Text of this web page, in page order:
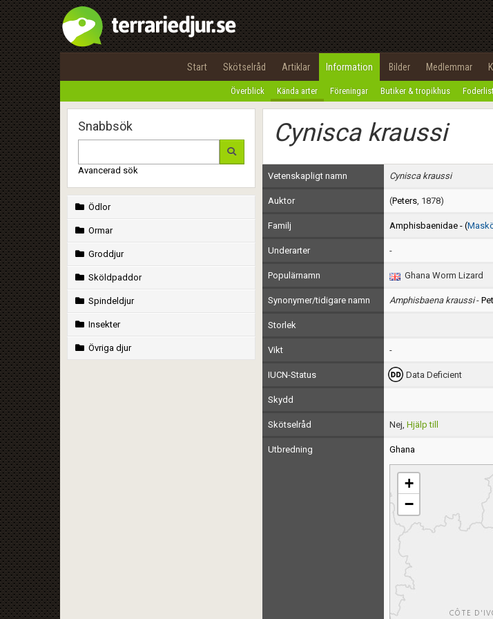
Start Skötselråd Artiklar Information Bilder Medlemmar
Överblick Kända arter Föreningar Butiker & tropikhus
Snabbsök
Avancerad sök
Ödlor
Ormar
Groddjur
Sköldpaddor
Spindeldjur
Insekter
Övriga djur
Cynisca kraussi
Vetenskapligt namn Cynisca kraussi
Auktor (Peters, 1878)
Familj Amphisbaenidae - (
Underarter -
Populärnamn Ghana Worm Lizard
Synonymer/tidigare namn Amphisbaena kraussi-
Storlek
Vikt -
IUCN-Status Data Deficient
Skydd
Skötselråd Nej, Hjälp till
Utbredning Ghana
+
−
Utför
100%
OK
integritetspolicy
Namn:
Epost:
Användarnamn:
Lösenord:
Terms of Service
Begär nytt lösenord